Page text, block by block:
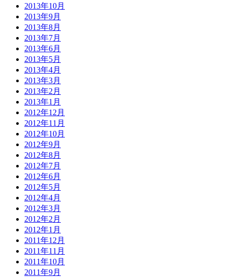
2013年10月
2013年9月
2013年8月
2013年7月
2013年6月
2013年5月
2013年4月
2013年3月
2013年2月
2013年1月
2012年12月
2012年11月
2012年10月
2012年9月
2012年8月
2012年7月
2012年6月
2012年5月
2012年4月
2012年3月
2012年2月
2012年1月
2011年12月
2011年11月
2011年10月
2011年9月